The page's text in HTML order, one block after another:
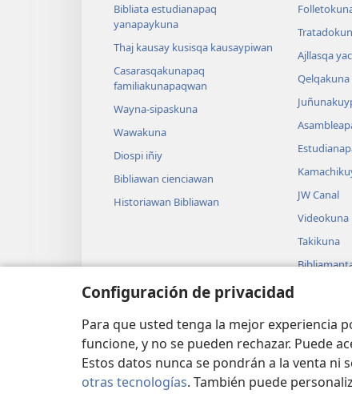
Configuración de privacidad
Para que usted tenga la mejor experiencia
funcione, y no se pueden rechazar. Puede
Estos datos nunca se pondrán a la venta ni
otras tecnologías. También puede
Bibliata estudianapaq
yanapaykuna
Thaj kausay kusisqa kausaypiwan
Casarasqakunapaq
familiakunapaqwan
Wayna-sipaskuna
Wawakuna
Diospi iñiy
Bibliawan cienciawan
Historiawan Bibliawan
Ajllasqa
Qelqakuna
JW Canal
Videokuna
Takikuna